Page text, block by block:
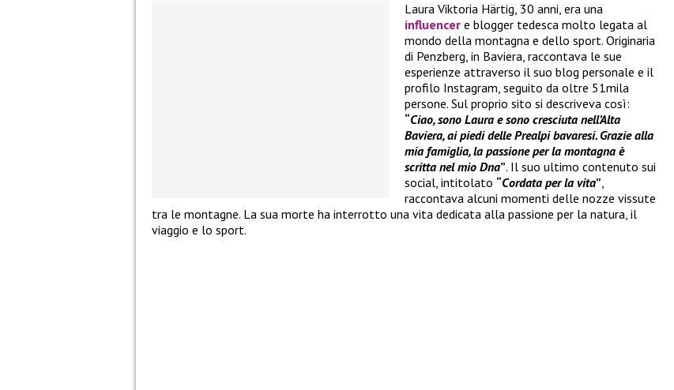
Laura Viktoria Härtig, 30 anni, era una
influencer e blogger tedesca molto legata al
mondo della montagna e dello sport. Originaria
di Penzberg, in Baviera, raccontava le sue
esperienze attraverso il suo blog personale e il
profilo Instagram, seguito da oltre 51mila
persone. Sul proprio sito si descriveva così:
“Ciao, sono Laura e sono cresciuta nell’Alta
Baviera, ai piedi delle Prealpi bavaresi. Grazie alla
mia famiglia, la passione per la montagna è
scritta nel mio Dna”. Il suo ultimo contenuto sui
social, intitolato “Cordata per la vita”,
raccontava alcuni momenti delle nozze vissute
tra le montagne. La sua morte ha interrotto una vita dedicata alla passione per la natura, il
viaggio e lo sport.